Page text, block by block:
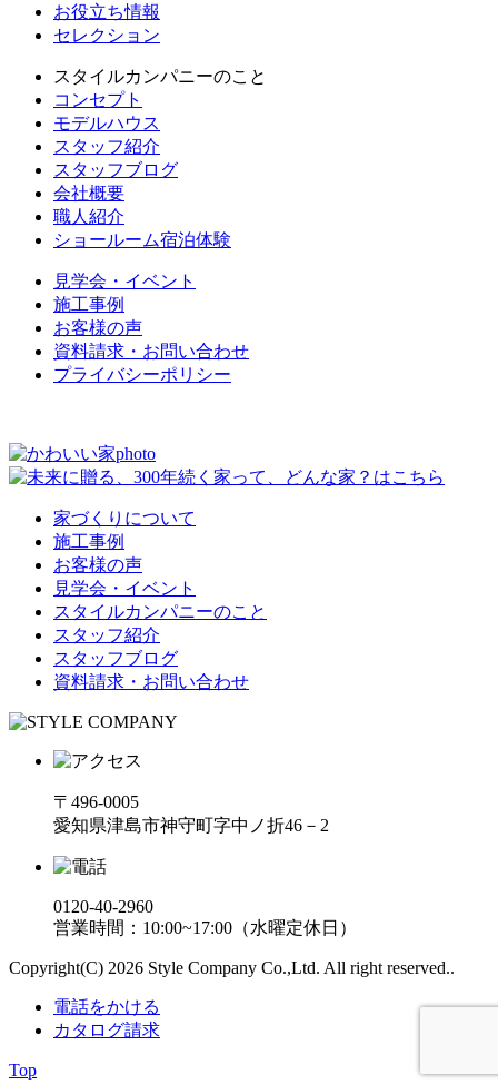
お役立ち情報
セレクション
スタイルカンパニーのこと
コンセプト
モデルハウス
スタッフ紹介
スタッフブログ
会社概要
職人紹介
ショールーム宿泊体験
見学会・イベント
施工事例
お客様の声
資料請求・お問い合わせ
プライバシーポリシー
家づくりについて
施工事例
お客様の声
見学会・イベント
スタイルカンパニーのこと
スタッフ紹介
スタッフブログ
資料請求・お問い合わせ
〒496-0005
愛知県津島市神守町字中ノ折46－2
0120-40-2960
営業時間：10:00~17:00（水曜定休日）
Copyright(C) 2026 Style Company Co.,Ltd. All right reserved..
電話をかける
カタログ請求
Top